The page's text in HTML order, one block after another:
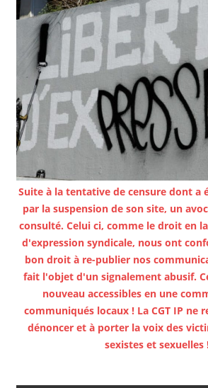
Suite à la tentative de censure dont a
par la suspension de son site, un
consulté. Celui ci, comme le droit en
d'expression syndicale, nous ont
bon droit à re-publier nos
fait l'objet d'un signalement abusif.
nouveau accessibles en une
communiqués locaux ! La CGT IP ne
dénoncer et à porter la voix des
sexistes et sexuelles